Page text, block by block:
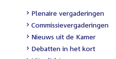
External
link:
Plenaire vergaderingen
External
link:
Commissievergaderingen
External
link:
Nieuws uit de Kamer
External
link:
Debatten in het kort